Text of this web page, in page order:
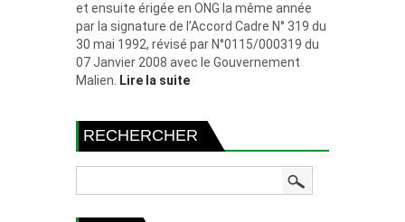
et ensuite érigée en ONG la même année
par la signature de l’Accord Cadre N° 319 du
30 mai 1992, révisé par N°0115/000319 du
07 Janvier 2008 avec le Gouvernement
Malien.
Lire la suite
RECHERCHER